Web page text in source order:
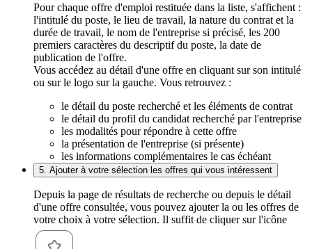
Pour chaque offre d'emploi restituée dans la liste, s'affichent :
l'intitulé du poste, le lieu de travail, la nature du contrat et la
durée de travail, le nom de l'entreprise si précisé, les 200
premiers caractères du descriptif du poste, la date de
publication de l'offre.
Vous accédez au détail d'une offre en cliquant sur son intitulé
ou sur le logo sur la gauche. Vous retrouvez :
le détail du poste recherché et les éléments de contrat
le détail du profil du candidat recherché par l'entreprise
les modalités pour répondre à cette offre
la présentation de l'entreprise (si présente)
les informations complémentaires le cas échéant
5. Ajouter à votre sélection les offres qui vous intéressent
Depuis la page de résultats de recherche ou depuis le détail
d'une offre consultée, vous pouvez ajouter la ou les offres de
votre choix à votre sélection. Il suffit de cliquer sur l'icône